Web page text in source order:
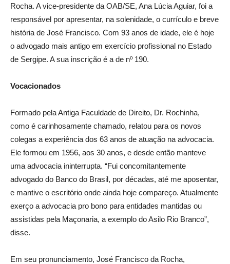
Rocha. A vice-presidente da OAB/SE, Ana Lúcia Aguiar, foi a
responsável por apresentar, na solenidade, o currículo e breve
história de José Francisco. Com 93 anos de idade, ele é hoje
o advogado mais antigo em exercício profissional no Estado
de Sergipe. A sua inscrição é a de nº 190.
Vocacionados
Formado pela Antiga Faculdade de Direito, Dr. Rochinha,
como é carinhosamente chamado, relatou para os novos
colegas a experiência dos 63 anos de atuação na advocacia.
Ele formou em 1956, aos 30 anos, e desde então manteve
uma advocacia ininterrupta. “Fui concomitantemente
advogado do Banco do Brasil, por décadas, até me aposentar,
e mantive o escritório onde ainda hoje compareço. Atualmente
exerço a advocacia pro bono para entidades mantidas ou
assistidas pela Maçonaria, a exemplo do Asilo Rio Branco”,
disse.
Em seu pronunciamento, José Francisco da Rocha,